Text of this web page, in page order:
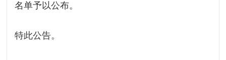
名单予以公布。
特此公告。